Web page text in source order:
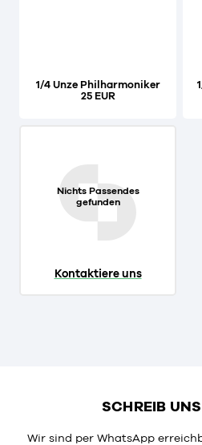
1/4 Unze Philharmoniker
25 EUR
Nichts Passendes
gefunden
Kontaktiere uns
SCHREIB
Wir sind per WhatsApp